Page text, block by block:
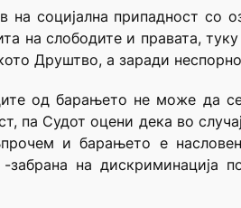
социјална припадност со
на слободите и правата,
Друштво, а заради
од барањето не може да
па Судот оцени дека во
и барањето е
на дискриминација